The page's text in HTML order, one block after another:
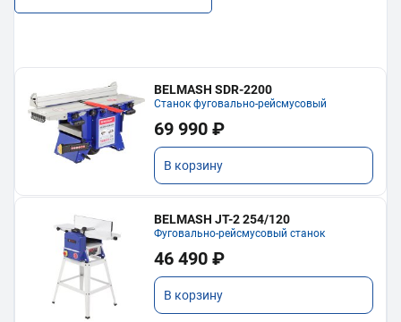
BELMASH SDR-2200
Станок фуговально-рейсмусовый
69 990 ₽
В корзину
BELMASH JT-2 254/120
Фуговально-рейсмусовый станок
46 490 ₽
В корзину